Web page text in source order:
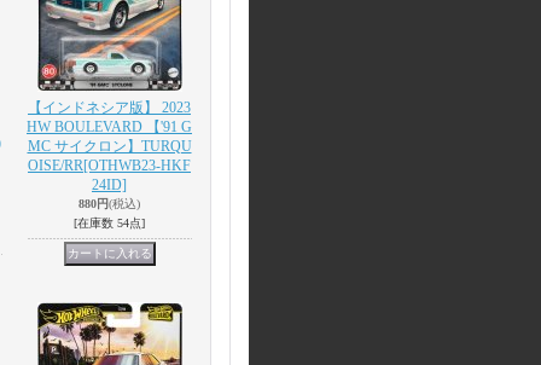
【インドネシア版】 2023
HW BOULEVARD 【'91 G
MC サイクロン】TURQU
OISE/RR[OTHWB23-HKF
24ID]
880円(税込)
[在庫数 54点]